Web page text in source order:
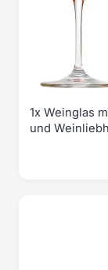
1x Weinglas
und